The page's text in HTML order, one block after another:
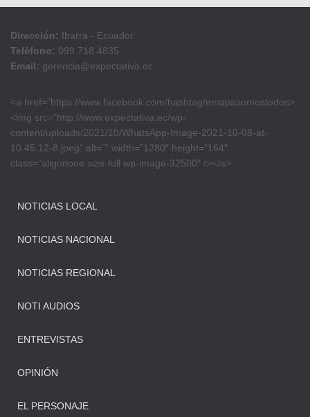
Dirección: Ibarra - Ecuador
Teléfono: 099 718 4835
Email: gerencia@expectativa.ec
<a href=”https://www.facebook.com/hashtag/emapasomostodos>
<img src=”http://www.expectativa.ec/wp-
content/uploads/2021/10/WhatsApp-Image-2021-10-08-at-
10.45.12-8.jpeg” alt=”” width=”1280″ height=”164″
class=”alignnone size-full wp-image-32500″ /></a>
NOTICIAS LOCAL
NOTICIAS NACIONAL
NOTICIAS REGIONAL
NOTI AUDIOS
ENTREVISTAS
OPINIÓN
EL PERSONAJE